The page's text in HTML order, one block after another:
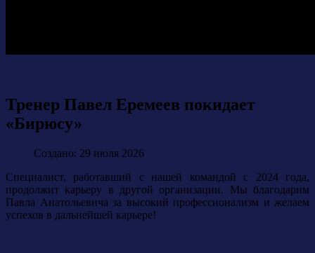
Тренер Павел Еремеев покидает
«Бирюсу»
Создано: 29 июля 2026
Специалист, работавший с нашей командой с 2024 года,
продолжит карьеру в другой организации. Мы благодарим
Павла Анатольевича за высокий профессионализм и желаем
успехов в дальнейшей карьере!